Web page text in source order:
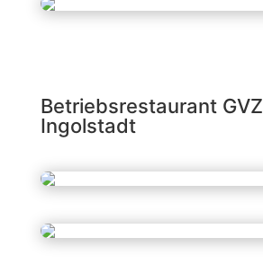
Betriebsrestaurant GVZ
Ingolstadt